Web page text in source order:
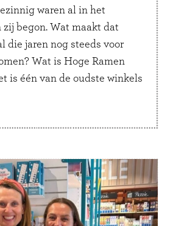
waren al in het
begon. Wat maakt dat
die jaren nog steeds voor
Wat is Hoge Ramen
is één van de oudste winkels